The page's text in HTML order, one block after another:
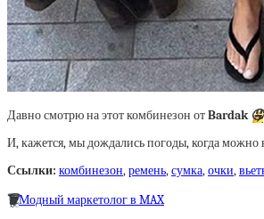
Давно смотрю на этот комбинезон отBardak🤤
И, кажется, мы дождались погоды, когда можно
Ссылки: комбинезон,ремень,сумка,очки,
🗑Модный маркетолог в MAX